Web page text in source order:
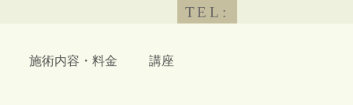
TEL:
施術内容・料金 講座